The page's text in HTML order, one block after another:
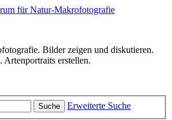
Bilder zeigen und diskutieren.
erstellen.
Suche Erweiterte Suche